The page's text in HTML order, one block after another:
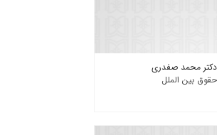
دکتر محمد صفدری
حقوق بین الملل